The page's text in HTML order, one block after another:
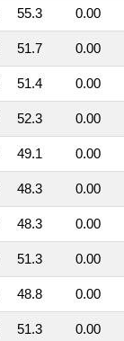
55.3 0.00
51.7 0.00
51.4 0.00
52.3 0.00
49.1 0.00
48.3 0.00
48.3 0.00
51.3 0.00
48.8 0.00
51.3 0.00